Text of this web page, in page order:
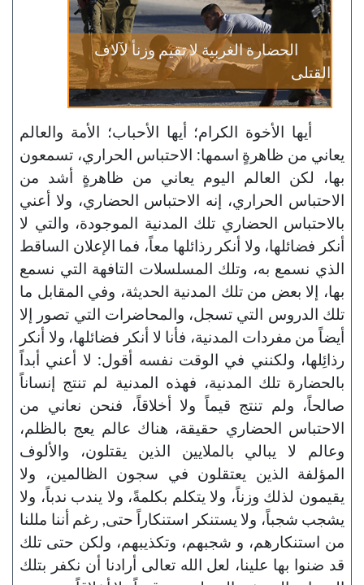
الحضارة الغربية لا تقيم وزنأ لآلاف
القتلى
أيها الأخوة الكرام؛ أيها الأحباب؛ الأمة والعالم
يعاني من ظاهرةٍ اسمها: الاحتباس الحراري، تسمعون
بها، لكن العالم اليوم يعاني من ظاهرةٍ أشد من
الاحتباس الحراري، إنه الاحتباس الحضاري، ولا أعني
بالاحتباس الحضاري تلك المدنية الموجودة، والتي لا
أنكر فضائلها، ولا أنكر رذائلها معاً، فما الإعلان الساقط
الذي نسمع به، وتلك المسلسلات التافهة التي نسمع
بها، إلا بعض من تلك المدنية الحديثة، وفي المقابل ما
تلك الدروس التي تسجل، والمحاضرات التي تصور إلا
أيضاً من مفردات المدنية، فأنا لا أنكر فضائلها، ولا أنكر
رذائِلها، ولكنني في الوقت نفسه أقول: لا أعني أبداً
بالحضارة تلك المدنية، فهذه المدنية لم تنتج إنساناً
صالحاً، ولم تنتج قيماً ولا أخلاقاً، فنحن نعاني من
الاحتباس الحضاري حقيقة، هناك عالم يعج بالظلم،
وعالم لا يبالي بالملايين الذين يقتلون، والألوف
المؤلفة الذين يعتقلون في سجون الظالمين، ولا
يقيمون لذلك وزناً، ولا يتكلم بكلمةً، ولا يندب ندباً، ولا
يشجب شجباً، ولا يستنكر استنكاراً حتى, رغم أننا مللنا
من استنكارهم، و شجبهم، وتكذيبهم، ولكن حتى تلك
قد ضنوا بها علينا، لعل الله تعالى أرادنا أن نكفر بتلك